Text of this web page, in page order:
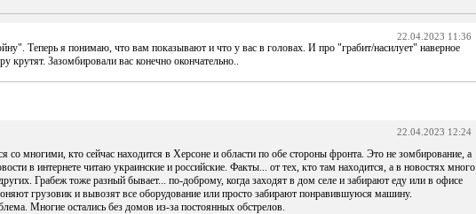
22.04.2023 11:36
Теперь я понимаю, что вам показывают и что у вас в головах. И про "грабит/насилует" наверное
крутят. Зазомбировали вас конечно окончательно..
22.04.2023 12:24
со многими, кто сейчас находится в Херсоне и области по обе стороны фронта. Это не зомбирование, а
в интернете читаю украинские и российские. Факты... от тех, кто там находится, а в новостях много
Грабеж тоже разный бывает... по-доброму, когда заходят в дом селе и забирают еду или в офисе
грузовик и вывозят все оборудование или просто забирают понравившуюся машину.
Многие остались без домов из-за постоянных обстрелов.